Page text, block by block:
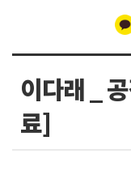
분
선
이다래 _
료]